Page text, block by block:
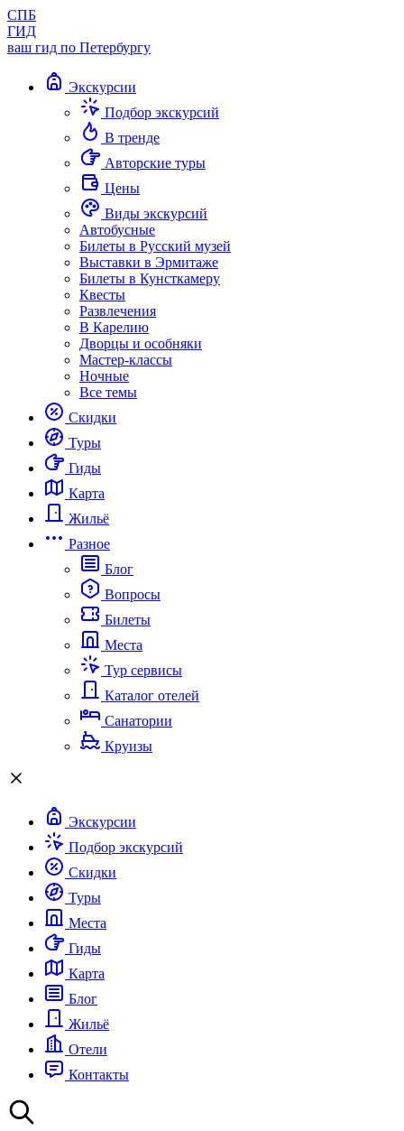
СПБ
ГИД
ваш гид по Петербургу
Экскурсии
Подбор экскурсий
В тренде
Авторские туры
Цены
Виды экскурсий
Автобусные
Билеты в Русский музей
Выставки в Эрмитаже
Билеты в Кунсткамеру
Квесты
Развлечения
В Карелию
Дворцы и особняки
Мастер-классы
Ночные
Все темы
Скидки
Туры
Гиды
Карта
Жильё
Разное
Блог
Вопросы
Билеты
Места
Тур сервисы
Каталог отелей
Санатории
Круизы
Экскурсии
Подбор экскурсий
Скидки
Туры
Места
Гиды
Карта
Блог
Жильё
Отели
Контакты